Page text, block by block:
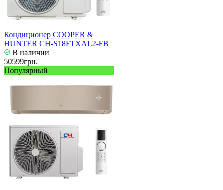
Кондиционер COOPER &
HUNTER CH-S18FTXAL2-FB
В наличии
50599грн.
Популярный